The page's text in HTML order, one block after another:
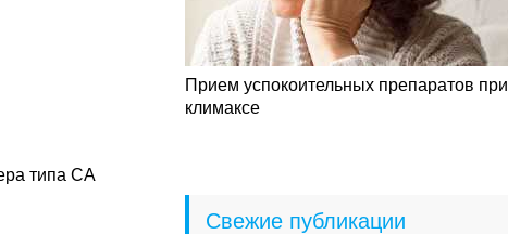
типа СА
Прием успокоительных препаратов при
климаксе
Свежие публикации